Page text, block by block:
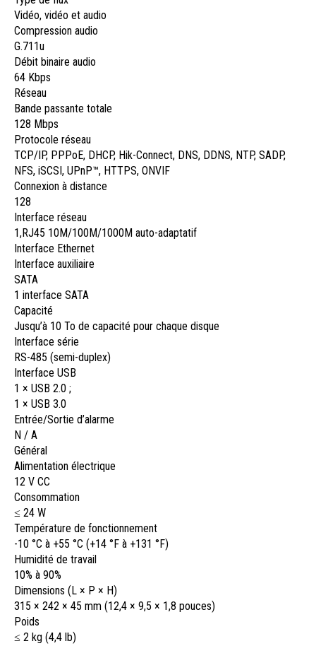
Vidéo, vidéo et audio
Compression audio
G.711u
Débit binaire audio
64 Kbps
Réseau
Bande passante totale
128 Mbps
Protocole réseau
TCP/IP, PPPoE, DHCP, Hik-Connect, DNS, DDNS, NTP, SADP,
NFS, iSCSI, UPnP™, HTTPS, ONVIF
Connexion à distance
128
Interface réseau
1,RJ45 10M/100M/1000M auto-adaptatif
Interface Ethernet
Interface auxiliaire
SATA
1 interface SATA
Capacité
Jusqu’à 10 To de capacité pour chaque disque
Interface série
RS-485 (semi-duplex)
Interface USB
1 × USB 2.0 ;
1 × USB 3.0
Entrée/Sortie d’alarme
N / A
Général
Alimentation électrique
12 V CC
Consommation
≤ 24 W
Température de fonctionnement
-10 °C à +55 °C (+14 °F à +131 °F)
Humidité de travail
10% à 90%
Dimensions (L × P × H)
315 × 242 × 45 mm (12,4 × 9,5 × 1,8 pouces)
Poids
≤ 2 kg (4,4 lb)